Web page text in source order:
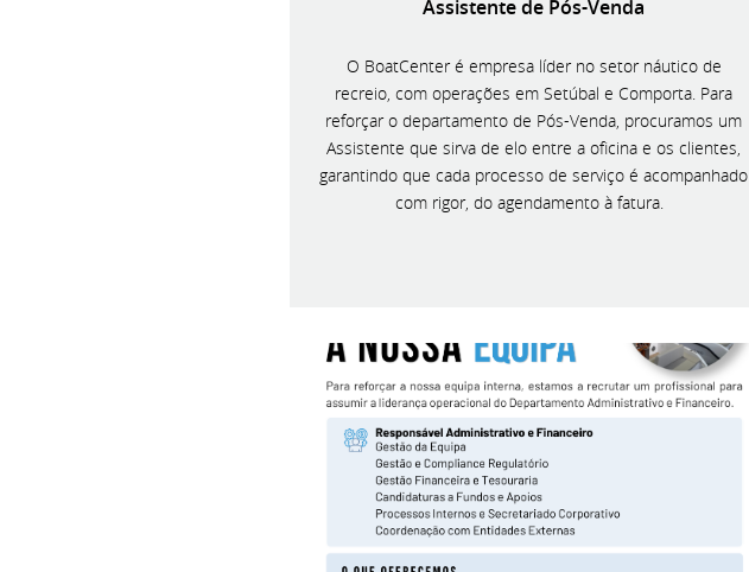
Assistente de Pós-Venda
O BoatCenter é empresa líder no setor náutico de
recreio, com operações em Setúbal e Comporta. Para
reforçar o departamento de Pós-Venda, procuramos um
Assistente que sirva de elo entre a oficina e os clientes,
garantindo que cada processo de serviço é acompanhado
com rigor, do agendamento à fatura.